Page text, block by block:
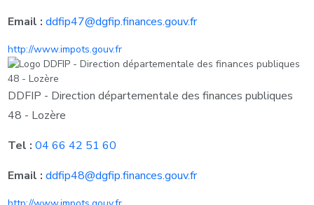
Email : ddfip47@dgfip.finances.gouv.fr
http://www.impots.gouv.fr
DDFIP - Direction départementale des finances publiques
48 - Lozère
Tel : 04 66 42 51 60
Email : ddfip48@dgfip.finances.gouv.fr